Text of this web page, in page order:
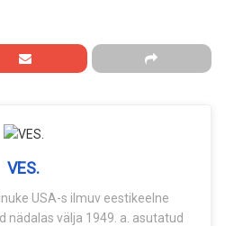
VES.
USA-s ilmuv eestikeelne
nädalas välja 1949. a. asutatud